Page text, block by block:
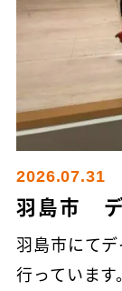
2026.07.31
羽島市 デ
羽島市にて
行っていま